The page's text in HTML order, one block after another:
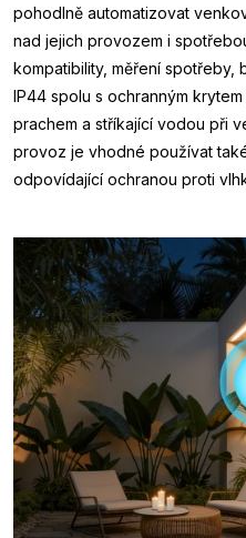
pohodlně automatizovat
nad jejich provozem i
kompatibility, měření spotřeby,
IP44 spolu s ochranným
prachem a stříkající vodou při
provoz je vhodné používat
odpovídající ochranou proti